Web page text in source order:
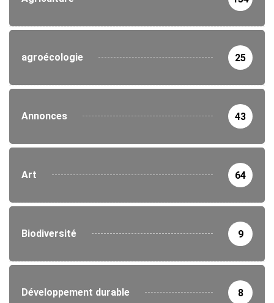
agroécologie 25
Annonces 43
Art 64
Biodiversité 9
Développement durable 8